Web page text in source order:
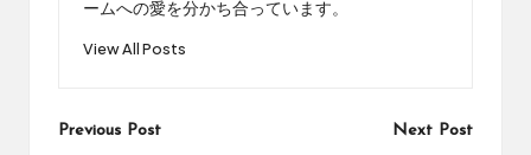
ームへの愛を分かち合っています。
View All Posts
Post
Previous Post Next Post